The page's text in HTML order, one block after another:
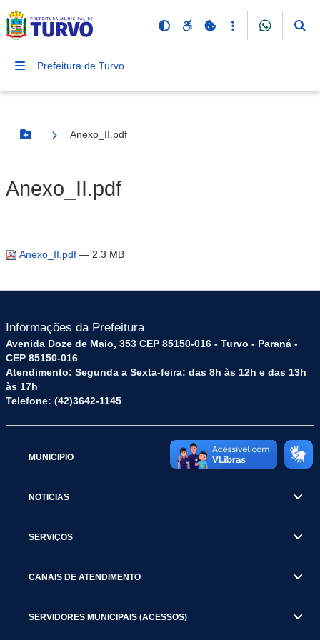
Prefeitura de Turvo
Botão Menu
Anexo_II.pdf
Anexo_II.pdf
Anexo_II.pdf — 2.3 MB
Informações da Prefeitura
Avenida Doze de Maio, 353 CEP 85150-016 - Turvo - Paraná -
CEP 85150-016
Atendimento: Segunda a Sexta-feira: das 8h às 12h e das 13h
às 17h
Telefone: (42)3642-1145
MUNICIPIO
NOTICIAS
SERVIÇOS
CANAIS DE ATENDIMENTO
SERVIDORES MUNICIPAIS (ACESSOS)